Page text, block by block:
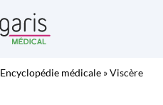
Encyclopédie médicale »Viscère